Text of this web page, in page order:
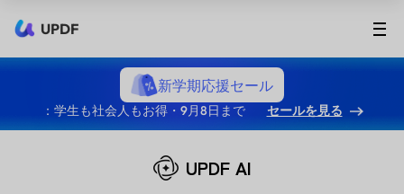
UPDF
新学期応援セール
：学生も社会人もお得・9月8日まで セールを見る
UPDF AI